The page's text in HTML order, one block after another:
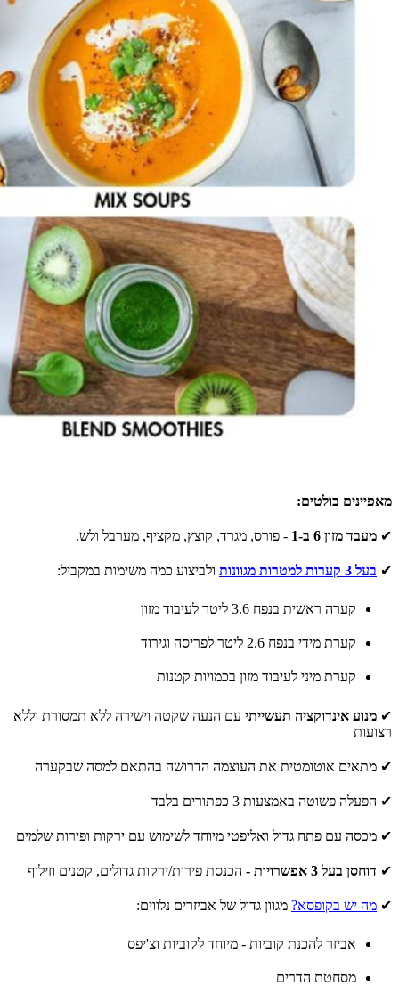
מאפיינים בולטים:
✔ מעבד מזון 6 ב-1 - פורס, מגרד, קוצץ, מקציף, מערבל ולש.
✔ בעל 3 קערות למטרות מגוונות ולביצוע כמה משימות במקביל:
קערה ראשית בנפח 3.6 ליטר לעיבוד מזון
קערת מידי בנפח 2.6 ליטר לפריסה וגירוד
קערת מיני לעיבוד מזון בכמויות קטנות
✔ מנוע אינדוקציה תעשייתי עם הנעה שקטה וישירה ללא תמסורת וללא
רצועות
✔ מתאים אוטומטית את העוצמה הדרושה בהתאם למסה שבקערה
✔ הפעלה פשוטה באמצעות 3 כפתורים בלבד
✔ מכסה עם פתח גדול ואליפטי מיוחד לשימוש עם ירקות ופירות שלמים
✔ דוחסן בעל 3 אפשרויות - הכנסת פירות/ירקות גדולים, קטנים וזילוף
✔ מה יש בקופסא? מגוון גדול של אביזרים נלווים:
אביזר להכנת קוביות - מיוחד לקוביות וצ'יפס
מסחטת הדרים